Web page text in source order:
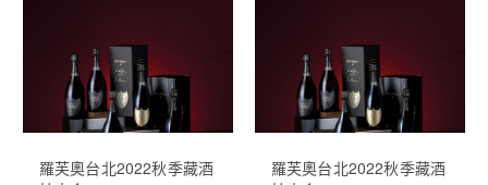
羅芙奧台北2022秋季藏酒
羅芙奧台北2022秋季藏酒